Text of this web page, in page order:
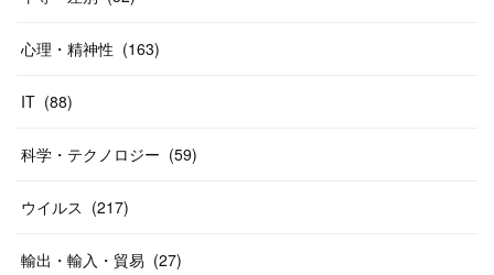
心理・精神性 (163)
IT (88)
科学・テクノロジー (59)
ウイルス (217)
輸出・輸入・貿易 (27)